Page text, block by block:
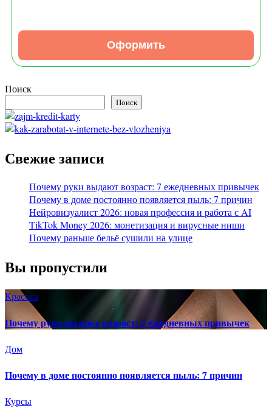
Оформить
Поиск
Поиск
Свежие записи
Почему руки выдают возраст: 7 ежедневных привычек
Почему в доме постоянно появляется пыль: 7 причин
Нейровизуалист 2026: новая профессия и работа с AI
TikTok Money 2026: монетизация и вирусные ниши
Почему раньше бельё сушили на улице
Вы пропустили
Красота
Почему руки выдают возраст: 7 ежедневных привычек
Дом
Почему в доме постоянно появляется пыль: 7 причин
Курсы